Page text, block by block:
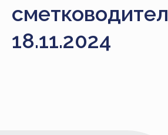
ЗА
сметководител
18.11.2024